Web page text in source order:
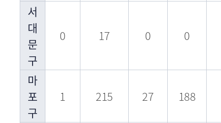
서
대
문
구
0 17 0 0
마
포
구
1 215 27 188